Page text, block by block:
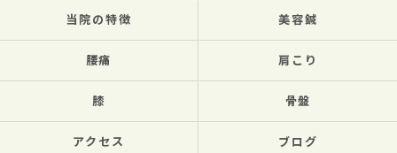
当院の特徴 美容鍼
腰痛 肩こり
膝 骨盤
アクセス ブログ